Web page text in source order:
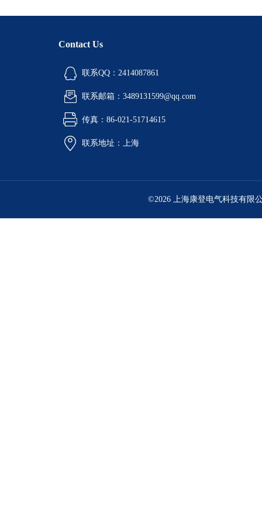
Contact Us
联系QQ：2414087861
联系邮箱：3489131599@qq.com
传真：86-021-51714615
联系地址：上海
©2026 上海康登电气科技有限